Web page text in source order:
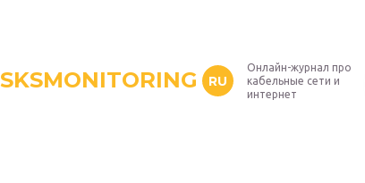
SKSMONITORING RU
Онлайн-журнал про
кабельные сети и
интернет